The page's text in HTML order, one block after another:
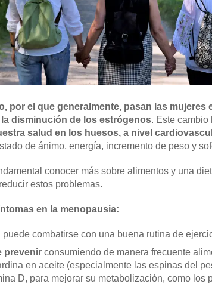
por el que generalmente, pasan las mujeres
disminución de los estrógenos. Este cambio
salud en los huesos, a nivel
de ánimo, energía, incremento de peso y
conocer más sobre alimentos y una
estos problemas.
en la menopausia:
combatirse con una buena rutina de
prevenir consumiendo de manera frecuente
en aceite (especialmente las espinas del
D, para mejorar su metabolización, como los